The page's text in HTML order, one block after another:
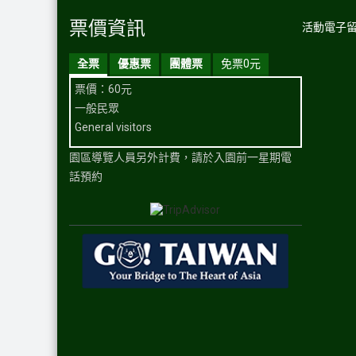
票價資訊
全票 優惠票 團體票
免票0元
票價：60元
一般民眾
General visitors
園區導覽人員另外計費，請於入園前一星期電
話預約
活動電子